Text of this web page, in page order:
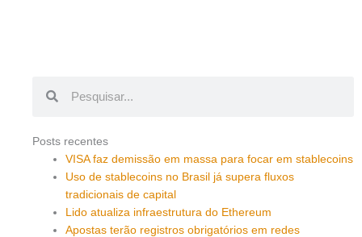
Posts recentes
VISA faz demissão em massa para focar em stablecoins
Uso de stablecoins no Brasil já supera fluxos
tradicionais de capital
Lido atualiza infraestrutura do Ethereum
Apostas terão registros obrigatórios em redes